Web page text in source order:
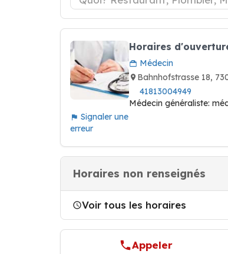
Signaler une
erreur
Horaires
Médecin
Bahnhofstrasse 18,
41813004949
Médecin généraliste:
Horaires non renseignés
Voir tous les horaires
Appeler